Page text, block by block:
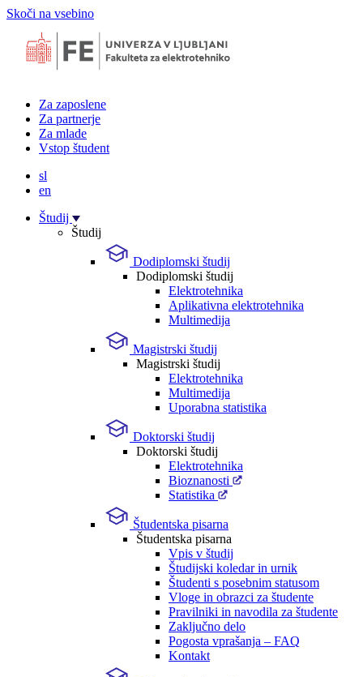
Skoči na vsebino
Za zaposlene
Za partnerje
Za mlade
Vstop študent
sl
en
Študij
Študij
Dodiplomski študij
Dodiplomski študij
Elektrotehnika
Aplikativna elektrotehnika
Multimedija
Magistrski študij
Magistrski študij
Elektrotehnika
Multimedija
Uporabna statistika
Doktorski študij
Doktorski študij
Elektrotehnika
Bioznanosti
Statistika
Študentska pisarna
Študentska pisarna
Vpis v študij
Študijski koledar in urnik
Študenti s posebnim statusom
Vloge in obrazci za študente
Pravilniki in navodila za študente
Zaključno delo
Pogosta vprašanja – FAQ
Kontakt